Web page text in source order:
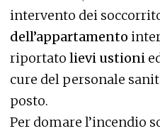
intervento dei
dell’appartamento
riportato lievi ustioni
cure del personale
posto.
Per domare l’incendio